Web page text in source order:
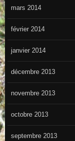
mars 2014
février 2014
janvier 2014
décembre 2013
novembre 2013
octobre 2013
septembre 2013